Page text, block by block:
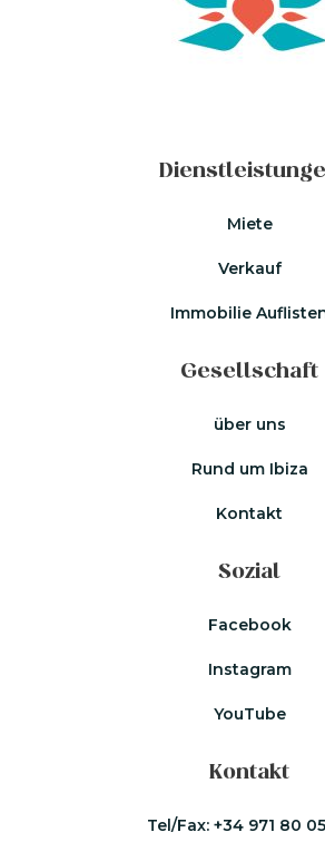
Miete
Verkauf
Immobilie
Gesellschaft
über uns
Rund um Ibiza
Kontakt
Sozial
Facebook
Instagram
YouTube
Kontakt
Tel/Fax: +34 971 80